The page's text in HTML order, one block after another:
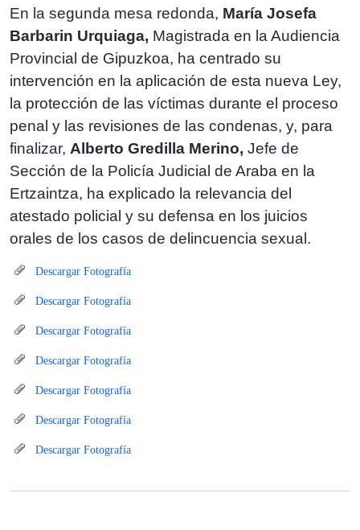
En la segunda mesa redonda, María Josefa
Barbarin Urquiaga, Magistrada en la Audiencia
Provincial de Gipuzkoa, ha centrado su
intervención en la aplicación de esta nueva Ley,
la protección de las víctimas durante el proceso
penal y las revisiones de las condenas, y, para
finalizar, Alberto Gredilla Merino, Jefe de
Sección de la Policía Judicial de Araba en la
Ertzaintza, ha explicado la relevancia del
atestado policial y su defensa en los juicios
orales de los casos de delincuencia sexual.
Descargar Fotografía
Descargar Fotografía
Descargar Fotografía
Descargar Fotografía
Descargar Fotografía
Descargar Fotografía
Descargar Fotografía